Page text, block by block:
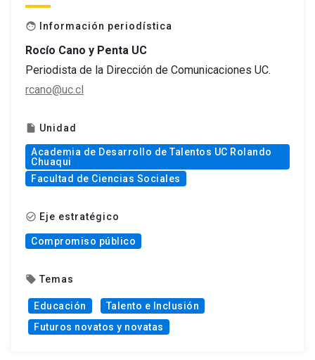
face Información periodística
Rocío Cano y Penta UC
Periodista de la Dirección de Comunicaciones UC.
rcano@uc.cl
insert_drive_file Unidad
Academia de Desarrollo de Talentos UC Rolando
Chuaqui
Facultad de Ciencias Sociales
check_circle_outline Eje estratégico
Compromiso público
local_offer Temas
Educación
Talento e Inclusión
Futuros novatos y novatas